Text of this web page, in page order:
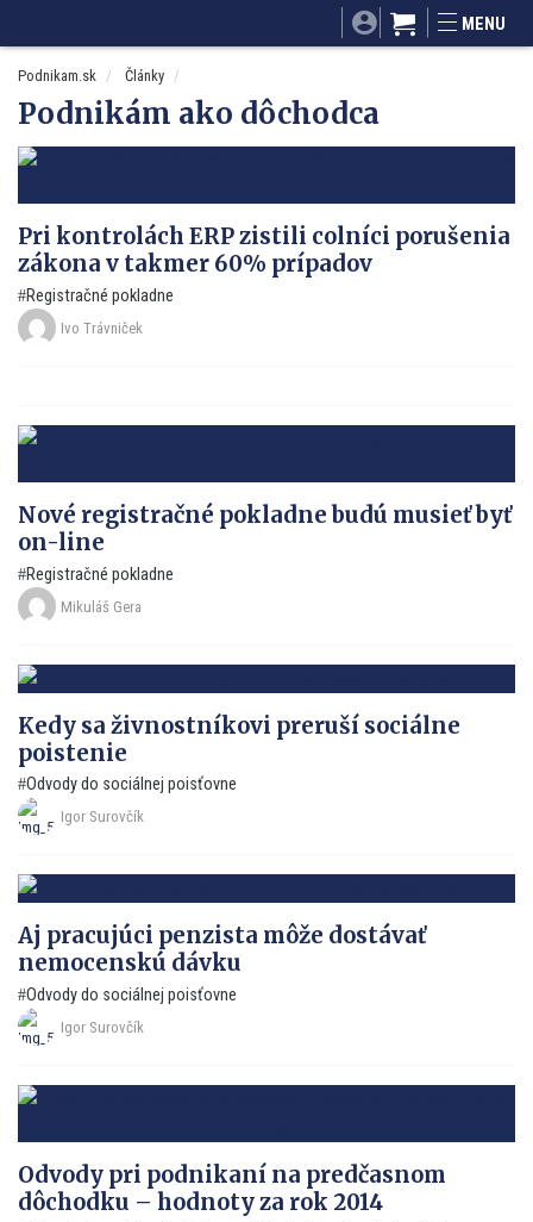
Mnamky-recepty.sk
MENU
Podnikam.sk Články
Podnikám ako dôchodca
Pri kontrolách ERP zistili colníci porušenia
zákona v takmer 60% prípadov
Registračné pokladne
Ivo Trávniček
Nové registračné pokladne budú musieť byť
on-line
Registračné pokladne
Mikuláš Gera
Kedy sa živnostníkovi preruší sociálne
poistenie
Odvody do sociálnej poisťovne
Igor Surovčík
Aj pracujúci penzista môže dostávať
nemocenskú dávku
Odvody do sociálnej poisťovne
Igor Surovčík
Odvody pri podnikaní na predčasnom
dôchodku – hodnoty za rok 2014